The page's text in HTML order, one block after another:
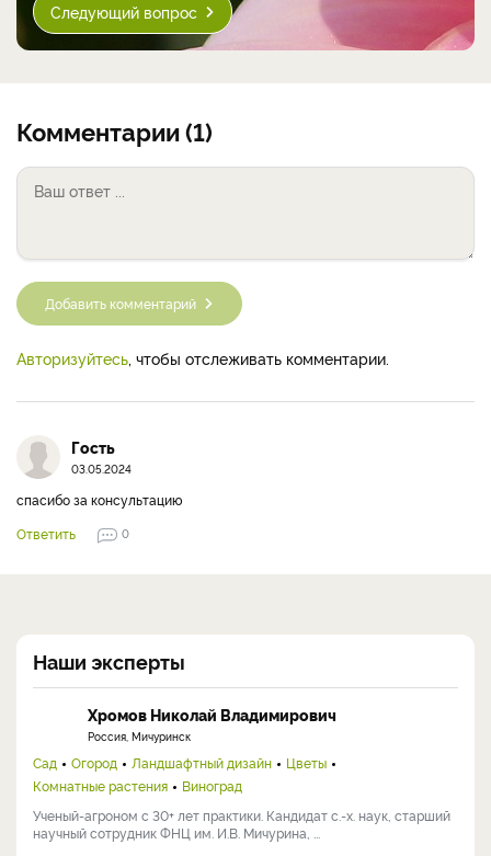
Следующий вопрос
Комментарии (1)
Добавить комментарий
Авторизуйтесь, чтобы отслеживать комментарии.
Гость
03.05.2024
спасибо за консультацию
Ответить
0
Наши эксперты
Хромов Николай Владимирович
Россия, Мичуринск
Сад Огород Ландшафтный дизайн
Цветы
Комнатные растения
Виноград
Ученый-агроном с 30+ лет практики. Кандидат с.-х. наук, старший
научный сотрудник ФНЦ им. И.В. Мичурина, ...